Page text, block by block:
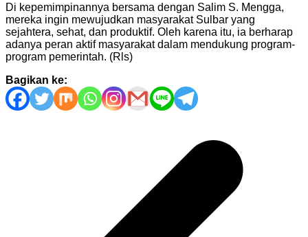
Di kepemimpinannya bersama dengan Salim S. Mengga,
mereka ingin mewujudkan masyarakat Sulbar yang
sejahtera, sehat, dan produktif. Oleh karena itu, ia berharap
adanya peran aktif masyarakat dalam mendukung program-
program pemerintah. (Rls)
Bagikan ke: